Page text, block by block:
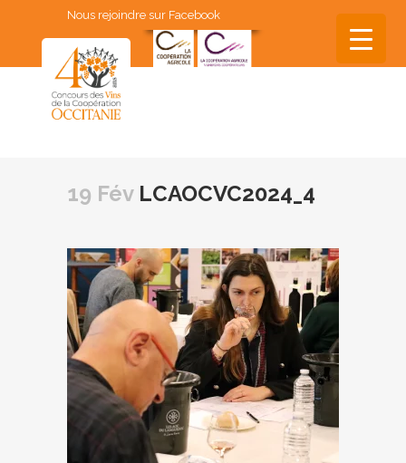
Nous rejoindre sur Facebook
19 FévLCAOCVC2024_4